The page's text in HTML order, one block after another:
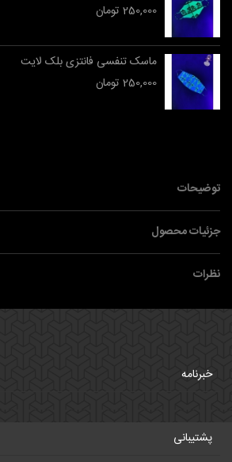
250,000 تومان
ماسک تنفسی فانتزی بلک لایت
250,000 تومان
توضیحات
جزئیات محصول
نظرات
خبرنامه
پشتیبانی